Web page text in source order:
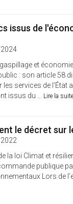
issus de
gaspillage et
: son article 58
les services de l'État
issus du ...
Lire la suite
le décret sur
la loi Climat et
publique
Lors de